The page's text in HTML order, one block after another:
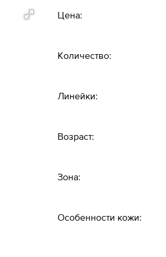
Цена:
Количество:
Линейки:
Возраст:
Зона:
Особенности кожи: